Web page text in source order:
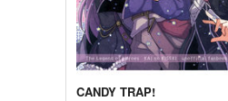
CANDY TRAP!